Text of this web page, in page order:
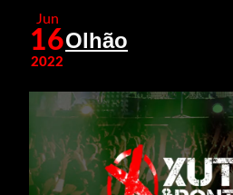
Jun
16
2022
Olhão